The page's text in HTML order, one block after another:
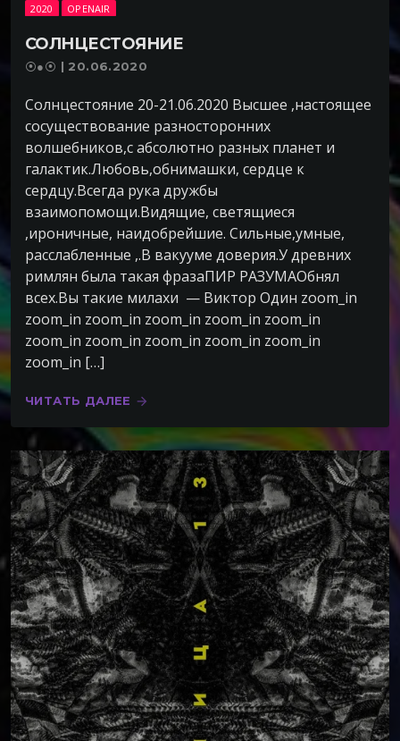
2020 OPENAIR
СОЛНЦЕСТОЯНИЕ
⦿●⦿ | 20.06.2020
Солнцестояние 20-21.06.2020 Высшее ,настоящее
сосуществование разносторонних
волшебников,с абсолютно разных планет и
галактик.Любовь,обнимашки, сердце к
сердцу.Всегда рука дружбы
взаимопомощи.Видящие, светящиеся
,ироничные, наидобрейшие. Сильные,умные,
расслабленные ,.В вакууме доверия.У древних
римлян была такая фразаПИР РАЗУМАОбнял
всех.Вы такие милахи — Виктор Один zoom_in
zoom_in zoom_in zoom_in zoom_in zoom_in
zoom_in zoom_in zoom_in zoom_in zoom_in
zoom_in […]
ЧИТАТЬ ДАЛЕЕ arrow_forward